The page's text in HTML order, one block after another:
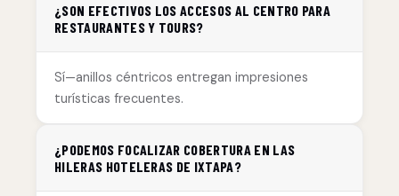
¿SON EFECTIVOS LOS ACCESOS AL CENTRO PARA
RESTAURANTES Y TOURS?
Sí—anillos céntricos entregan impresiones
turísticas frecuentes.
¿PODEMOS FOCALIZAR COBERTURA EN LAS
HILERAS HOTELERAS DE IXTAPA?